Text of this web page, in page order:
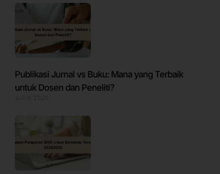
Publikasi Jurnal vs Buku: Mana yang Terbaik
untuk Dosen dan Peneliti?